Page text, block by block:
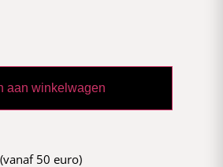
aan winkelwagen
50 euro)